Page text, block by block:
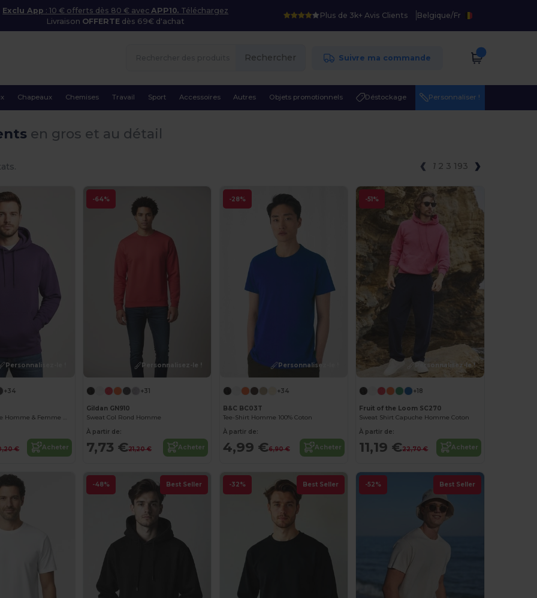
Exclu App : 10 € offerts dès 80 € avecAPP10. Téléchargez
Livraison OFFERTE dès 69€ d'achat
Plus de 3k+ Avis Clients Belgique/Fr
Rechercher Suivre ma commande
Chapeaux Chemises Travail Sport Accessoires Autres Objets promotionnels Déstockage Personnaliser !
en gros et au détail
1 2 3 193
Personnalisez-le !
+34
Sweat À Capuche Homme & Femme Heavy Blend
€ Acheter
-64%
Personnalisez-le !
+31
Gildan GN910
Sweat Col Rond Homme
À partir de:
7,73 €21,20 € Acheter
-28%
Personnalisez-le !
+34
B&C BC03T
Tee-Shirt Homme 100% Coton
À partir de:
4,99 €6,90 € Acheter
-51%
Personnalisez-le !
+18
Fruit of the Loom SC270
Sweat Shirt Capuche Homme Coton
À partir de:
11,19 €22,70 € Acheter
-48% Best Seller -32% Best Seller -52% Best Seller